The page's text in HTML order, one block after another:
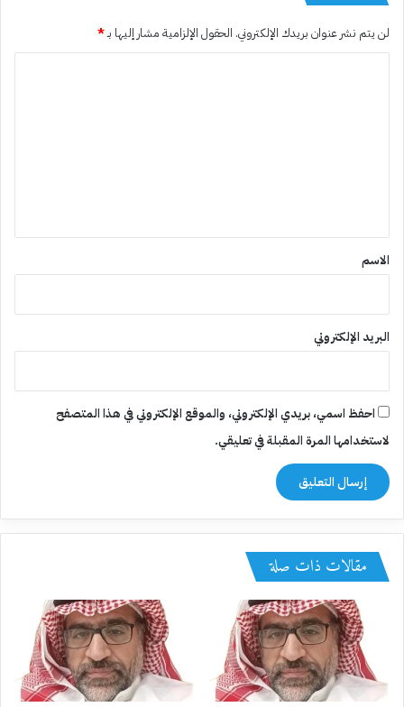
لن يتم نشر عنوان بريدك الإلكتروني. الحقول الإلزامية مشار إليها بـ*
*
الاسم
البريد الإلكتروني
احفظ اسمي، بريدي الإلكتروني، والموقع الإلكتروني في هذا المتصفح
لاستخدامها المرة المقبلة في تعليقي.
مقالات ذات صلة